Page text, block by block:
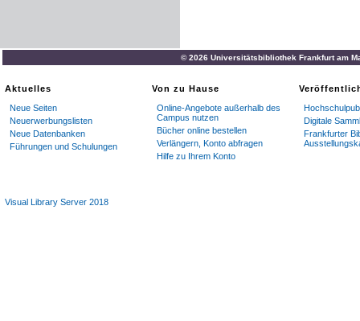
© 2026 Universitätsbibliothek Frankfurt am
Aktuelles
Neue Seiten
Neuerwerbungslisten
Neue Datenbanken
Führungen und Schulungen
Von zu Hause
Online-Angebote außerhalb des
Campus nutzen
Bücher online bestellen
Verlängern, Konto abfragen
Hilfe zu Ihrem Konto
Digitale
Frankfurter
Visual Library Server 2018